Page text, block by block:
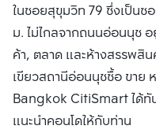
ในซอยสุขุมวิท 79 ซึ่งเป็นซ
ม. ไม่ไกลจากถนนอ่อนนุช อ
ค้า, ตลาด และห้างสรรพสิน
เขียวสถานีอ่อนนุชซื้อ ขาย ห
Bangkok CitiSmart ได้ทัน
แนะนำคอนโดให้กับท่าน